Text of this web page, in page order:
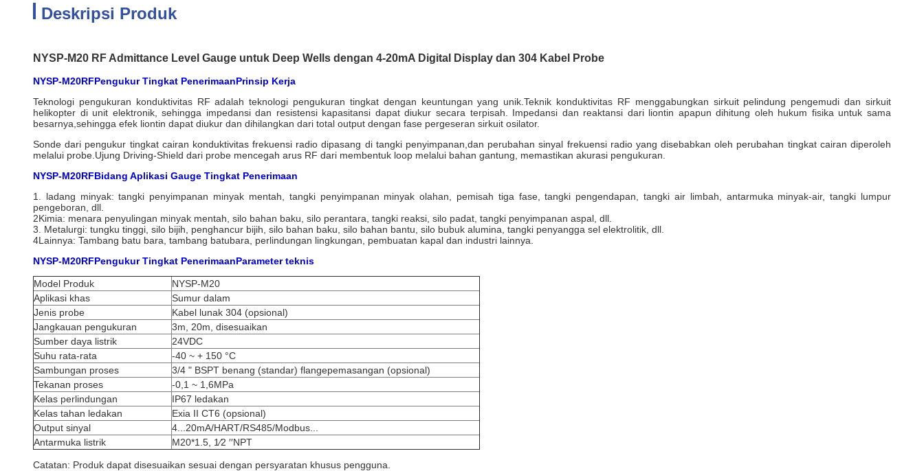
Deskripsi Produk
NYSP-M20 RF Admittance Level Gauge untuk Deep Wells dengan 4-20mA Digital Display dan 304 Kabel Probe
NYSP-M20RFPengukur Tingkat PenerimaanPrinsip Kerja
Teknologi pengukuran konduktivitas RF adalah teknologi pengukuran tingkat dengan keuntungan yang unik.Teknik konduktivitas RF menggabungkan sirkuit pelindung pengemudi dan sirkuit
helikopter di unit elektronik, sehingga impedansi dan resistensi kapasitansi dapat diukur secara terpisah. Impedansi dan reaktansi dari liontin apapun dihitung oleh hukum fisika untuk sama
besarnya,sehingga efek liontin dapat diukur dan dihilangkan dari total output dengan fase pergeseran sirkuit osilator.
Sonde dari pengukur tingkat cairan konduktivitas frekuensi radio dipasang di tangki penyimpanan,dan perubahan sinyal frekuensi radio yang disebabkan oleh perubahan tingkat cairan diperoleh
melalui probe.Ujung Driving-Shield dari probe mencegah arus RF dari membentuk loop melalui bahan gantung, memastikan akurasi pengukuran.
NYSP-M20RFBidang Aplikasi Gauge Tingkat Penerimaan
1. ladang minyak: tangki penyimpanan minyak mentah, tangki penyimpanan minyak olahan, pemisah tiga fase, tangki pengendapan, tangki air limbah, antarmuka minyak-air, tangki lumpur
pengeboran, dll.
2Kimia: menara penyulingan minyak mentah, silo bahan baku, silo perantara, tangki reaksi, silo padat, tangki penyimpanan aspal, dll.
3. Metalurgi: tungku tinggi, silo bijih, penghancur bijih, silo bahan baku, silo bahan bantu, silo bubuk alumina, tangki penyangga sel elektrolitik, dll.
4Lainnya: Tambang batu bara, tambang batubara, perlindungan lingkungan, pembuatan kapal dan industri lainnya.
NYSP-M20RFPengukur Tingkat PenerimaanParameter teknis
Model Produk
NYSP-M20
Aplikasi khas
Sumur dalam
Jenis probe
Kabel lunak 304 (opsional)
Jangkauan pengukuran
3m, 20m, disesuaikan
Sumber daya listrik
24VDC
Suhu rata-rata
-40 ~ + 150 °C
Sambungan proses
3/4 " BSPT benang (standar) flangepemasangan (opsional)
Tekanan proses
-0,1 ~ 1,6MPa
Kelas perlindungan
IP67 ledakan
Kelas tahan ledakan
Exia II CT6 (opsional)
Output sinyal
4...20mA/HART/RS485/Modbus...
Antarmuka listrik
M20*1.5, 1⁄2 ′′NPT
Catatan: Produk dapat disesuaikan sesuai dengan persyaratan khusus pengguna.